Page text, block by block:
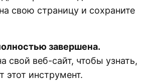
свою страницу и сохраните
завершена.
свой веб-сайт, чтобы узнать,
этот инструмент.